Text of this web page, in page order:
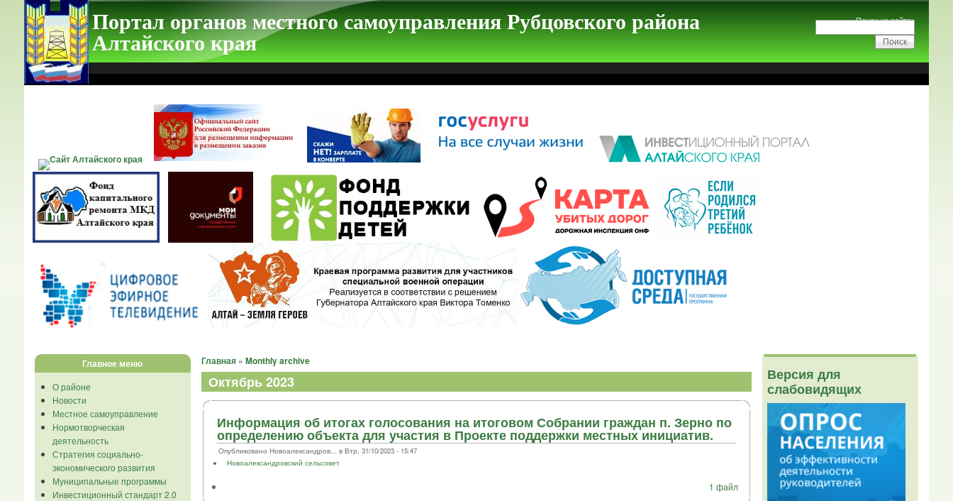
Портал органов местного самоуправления Рубцовского района
Алтайского края
Поиск на сайте:
Главное меню
О районе
Новости
Местное самоуправление
Нормотворческая
деятельность
Стратегия социально-
экономического развития
Муниципальные программы
Инвестиционный стандарт 2.0
Главная» Monthly archive
Октябрь 2023
Информация об итогах голосования на итоговом Собрании граждан п. Зерно по
определению объекта для участия в Проекте поддержки местных инициатив.
Опубликовано Новоалександров... в Втр, 31/10/2023 - 15:47
Новоалександровский сельсовет
1 файл
Версия для
слабовидящих